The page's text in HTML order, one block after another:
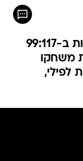
כוכב הווריירס הפגיז 37 כולל 9 שלשות ב-99:117
את משחקו
5 ברציפות לפילי,